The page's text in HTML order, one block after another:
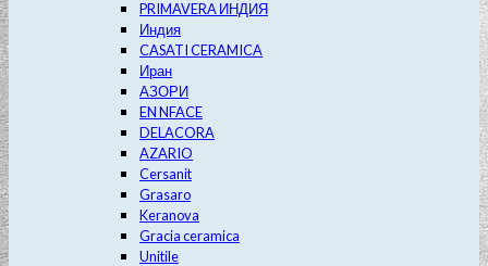
PRIMAVERA ИНДИЯ
Индия
CASATI CERAMICA
Иран
АЗОРИ
EN NFACE
DELACORA
AZARIO
Cersanit
Grasaro
Keranova
Gracia ceramica
Unitile